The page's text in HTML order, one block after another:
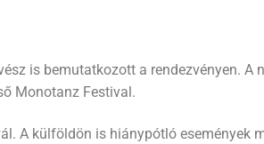
is bemutatkozott a rendezvényen. A
Monotanz Festival.
A külföldön is hiánypótló események